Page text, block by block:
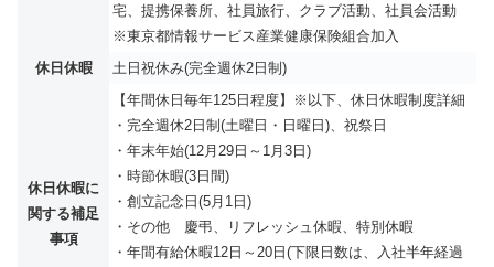
宅、提携保養所、社員旅行、クラブ活動、社員会活動
※東京都情報サービス産業健康保険組合加入
休日休暇
土日祝休み(完全週休2日制)
休日休暇に
関する補足
事項
【年間休日毎年125日程度】※以下、休日休暇制度詳細
・完全週休2日制(土曜日・日曜日)、祝祭日
・年末年始(12月29日～1月3日)
・時節休暇(3日間)
・創立記念日(5月1日)
・その他 慶弔、リフレッシュ休暇、特別休暇
・年間有給休暇12日～20日(下限日数は、入社半年経過